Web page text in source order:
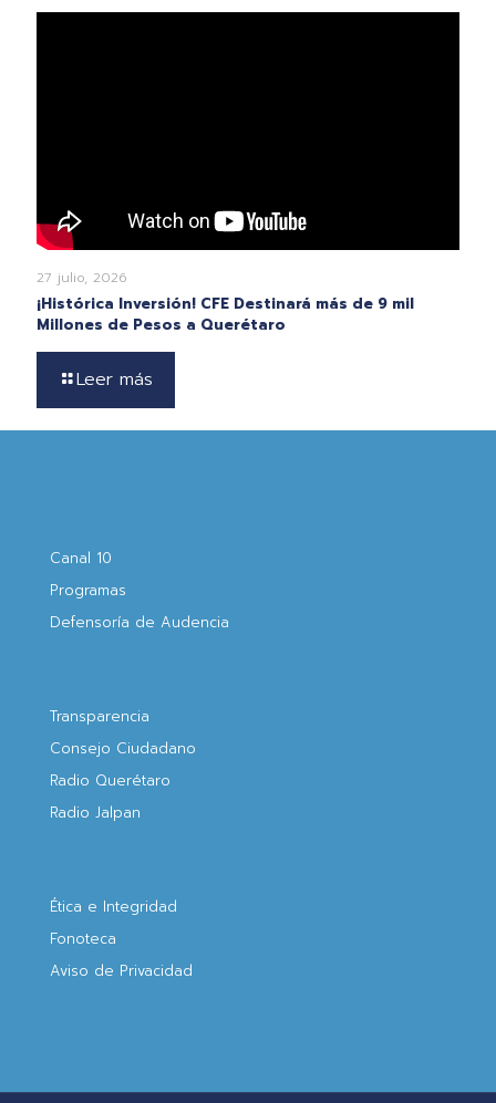
27 julio, 2026
¡Histórica Inversión! CFE Destinará más de 9 mil
Millones de Pesos a Querétaro
Leer más
Canal 10
Programas
Defensoría de Audencia
Transparencia
Consejo Ciudadano
Radio Querétaro
Radio Jalpan
Ética e Integridad
Fonoteca
Aviso de Privacidad